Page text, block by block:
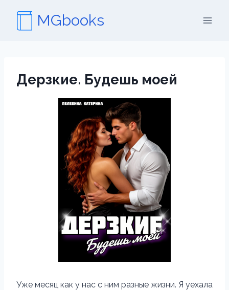
содержимому
MGbooks
Дерзкие. Будешь моей
Уже месяц как у нас с ним разные жизни. Я уехала